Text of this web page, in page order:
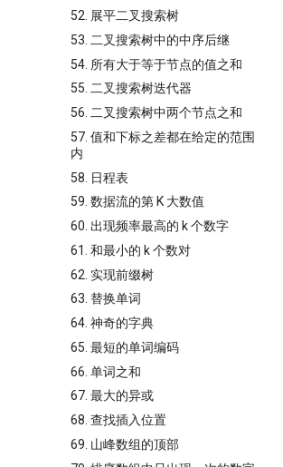
52. 展平二叉搜索树
53. 二叉搜索树中的中序后继
54. 所有大于等于节点的值之和
55. 二叉搜索树迭代器
56. 二叉搜索树中两个节点之和
57. 值和下标之差都在给定的范围
内
58. 日程表
59. 数据流的第 K 大数值
60. 出现频率最高的 k 个数字
61. 和最小的 k 个数对
62. 实现前缀树
63. 替换单词
64. 神奇的字典
65. 最短的单词编码
66. 单词之和
67. 最大的异或
68. 查找插入位置
69. 山峰数组的顶部